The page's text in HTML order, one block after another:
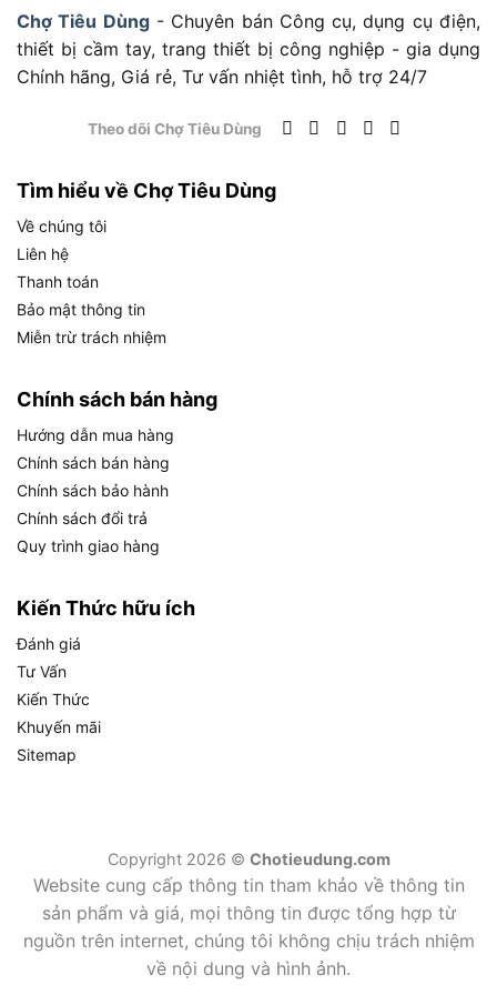
Dung
tích túi
giấy
330 ml
Túi dùng một lần, phù
hợp bụi mịn cần vệ
sinh sạch hoàn toàn
Thời gian
Thấp: 66 phút
việc liên tục trên một
lần sạc
Kích
thước (D
x R x C)
1004 x 115 x 151
Trọng
lượng
thân máy
Phụ kiện
Đầu hút T, đầu khe,
Pin 18V Li-ion Trên Makita DCL182Z Hoạt Động
Như Thế Nào?
Pin 18V LXT trên DCL182Z cung cấp năng lượng
cho 2 mức công suất, với thời gian dùng thực tế là
33 phút ở chế độ Cao và 66 phút ở chế độ Thấp
trong hộp.
Cụ thể hơn, việc lựa chọn dung lượng pin ảnh
33 phút (Cao) và 66 phút (Thấp), phù hợp nhất
cho công trường hoặc xưởng cần làm việc liên
tục.
Pin 3.0Ah (phổ biến hơn):Thời gian giảm
xuống ước tính khoảng 20 phút (Cao) và 40
Chợ Tiêu Dùng- Chuyên bán Công cụ, dụng cụ điện,
thiết bị cầm tay, trang thiết bị công nghiệp - gia dụng
Chính hãng, Giá rẻ, Tư vấn nhiệt tình, hỗ trợ 24/7
Theo dõi Chợ Tiêu Dùng
Tìm hiểu về Chợ Tiêu Dùng
Về chúng tôi
Liên hệ
Thanh toán
Bảo mật thông tin
Miễn trừ trách nhiệm
Chính sách bán hàng
Hướng dẫn mua hàng
Chính sách bán hàng
Chính sách bảo hành
Chính sách đổi trả
Quy trình giao hàng
Kiến Thức hữu ích
Đánh giá
Tư Vấn
Kiến Thức
Khuyến mãi
Sitemap
Copyright 2026 © Chotieudung.com
Website cung cấp thông tin tham khảo về thông tin
sản phẩm và giá, mọi thông tin được tổng hợp từ
nguồn trên internet, chúng tôi không chịu trách nhiệm
về nội dung và hình ảnh.